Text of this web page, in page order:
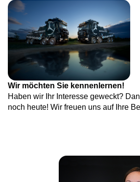
Wir möchten Sie kennenlernen!
Haben wir Ihr Interesse geweckt?
noch heute! Wir freuen uns auf Ihre